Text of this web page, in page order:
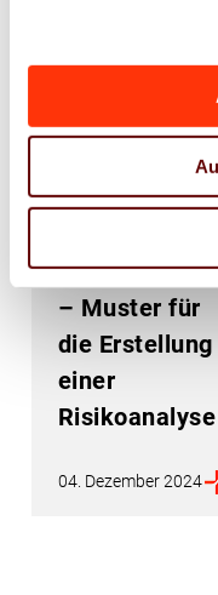
Wirtschaftsrecht
– Muster für
die Erstellung
einer
Risikoanalyse
04. Dezember 2024